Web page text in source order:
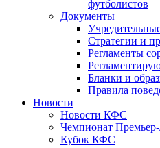
футболистов
Документы
Стратегии и
Регламенты
Бланки и
Правила
Новости
Новости КФС
Чемпионат
Кубок КФС